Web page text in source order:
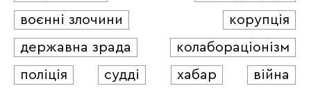
воєнні злочини
корупція
державна зрада
колабораціонізм
поліція
судді хабар війна